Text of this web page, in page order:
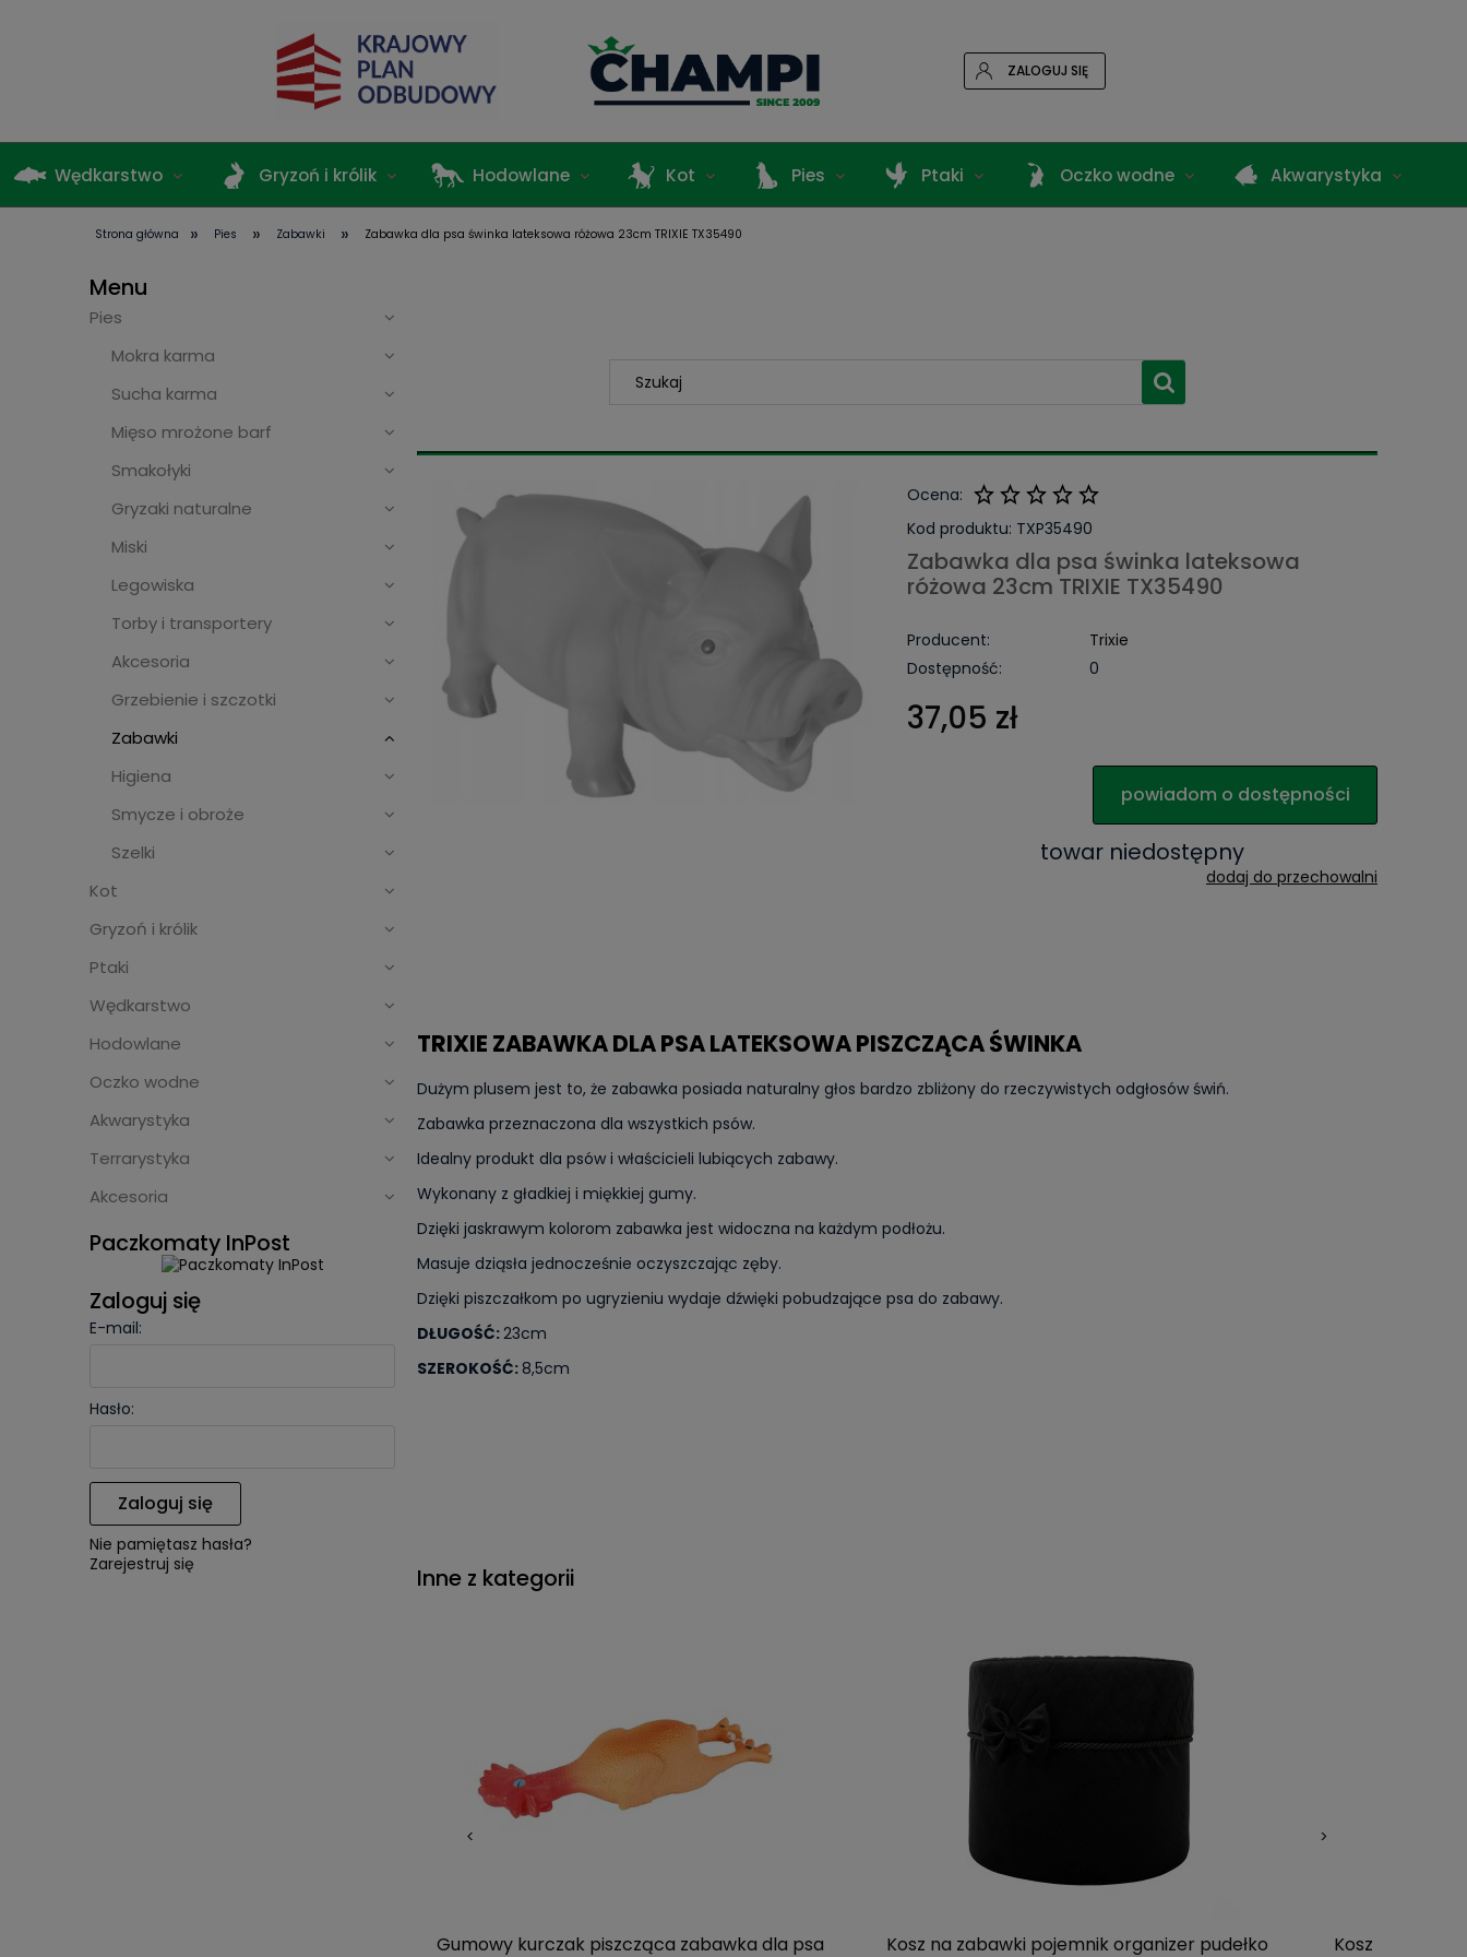
ZALOGUJ SIĘ
Wędkarstwo Gryzoń i królik Hodowlane Kot Pies Ptaki Oczko wodne Akwarystyka
Terrarystyka
Strona główna » Pies » Zabawki » Zabawka dla psa świnka lateksowa różowa 23cm TRIXIE TX35490
Menu
Pies
Mokra karma
Sucha karma
Mięso mrożone barf
Smakołyki
Gryzaki naturalne
Miski
Legowiska
Torby i transportery
Akcesoria
Grzebienie i szczotki
Zabawki
Higiena
Smycze i obroże
Szelki
Kot
Gryzoń i królik
Ptaki
Wędkarstwo
Hodowlane
Oczko wodne
Akwarystyka
Terrarystyka
Akcesoria
Paczkomaty InPost
Zaloguj się
E-mail:
Hasło:
Zaloguj się
Nie pamiętasz hasła?
Zarejestruj się
Ocena:
Kod produktu: TXP35490
Zabawka dla psa świnka lateksowa
różowa 23cm TRIXIE TX35490
Producent:
Trixie
Dostępność:
0
37,05 zł
powiadom o dostępności
towar niedostępny
dodaj do przechowalni
TRIXIE ZABAWKA DLA PSA LATEKSOWA PISZCZĄCA ŚWINKA
Dużym plusem jest to, że zabawka posiada naturalny głos bardzo zbliżony do rzeczywistych odgłosów świń.
Zabawka przeznaczona dla wszystkich psów.
Idealny produkt dla psów i właścicieli lubiących zabawy.
Wykonany z gładkiej i miękkiej gumy.
Dzięki jaskrawym kolorom zabawka jest widoczna na każdym podłożu.
Masuje dziąsła jednocześnie oczyszczając zęby.
Dzięki piszczałkom po ugryzieniu wydaje dźwięki pobudzające psa do zabawy.
DŁUGOŚĆ:23cm
SZEROKOŚĆ: 8,5cm
Inne z kategorii
<
Gumowy kurczak piszcząca zabawka dla psa
Kosz na zabawki pojemnik organizer pudełko
Kosz na
>